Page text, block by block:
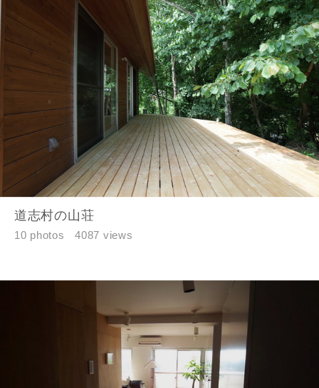
道志村の山荘
10 photos 4087 views